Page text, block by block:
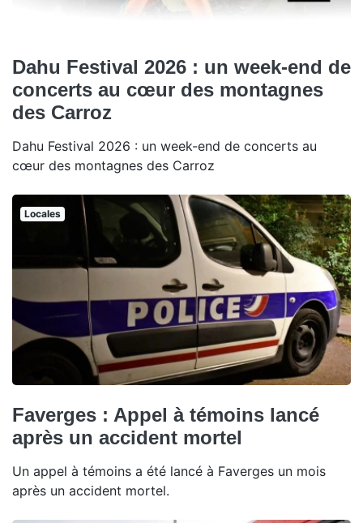
Dahu Festival 2026 : un week-end de
concerts au cœur des montagnes
des Carroz
Dahu Festival 2026 : un week-end de concerts au
cœur des montagnes des Carroz
Locales
Faverges : Appel à témoins lancé
après un accident mortel
Un appel à témoins a été lancé à Faverges un mois
après un accident mortel.